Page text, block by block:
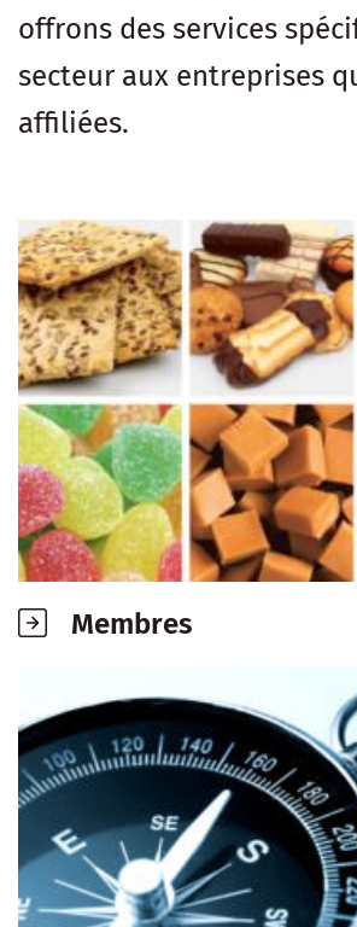
offrons des services
secteur aux entreprises
affiliées.
Membres